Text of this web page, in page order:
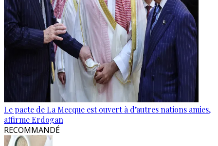
Le pacte de La Mecque est ouvert à d’autres nations amies,
affirme Erdogan
RECOMMANDÉ